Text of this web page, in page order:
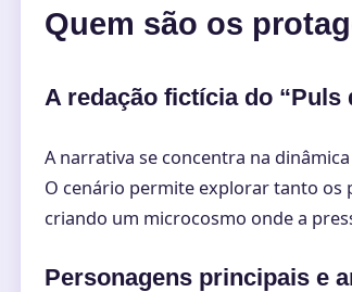
Quem são os
A redação fictícia do “Puls
A narrativa se concentra na
O cenário permite explorar tanto os
criando um microcosmo onde a
Personagens principais e